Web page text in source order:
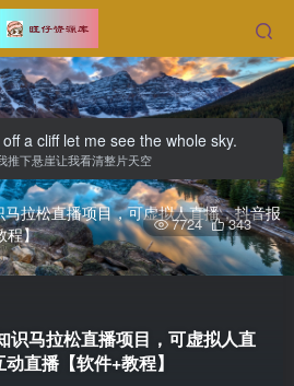
a cliff let me see the whole sky.
推下悬崖让我看清整片天空
识马拉松直播项目，可虚拟人直
直播【软件+教程】
7724 343